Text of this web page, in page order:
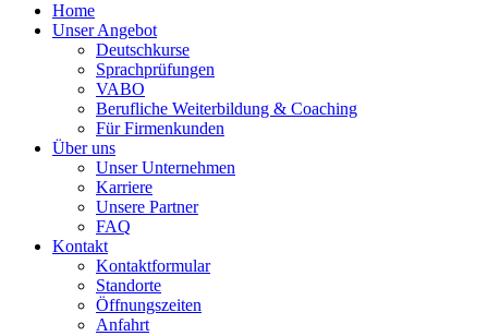
Home
Unser Angebot
Deutschkurse
Sprachprüfungen
VABO
Berufliche Weiterbildung & Coaching
Für Firmenkunden
Über uns
Unser Unternehmen
Karriere
Unsere Partner
FAQ
Kontakt
Kontaktformular
Standorte
Öffnungszeiten
Anfahrt